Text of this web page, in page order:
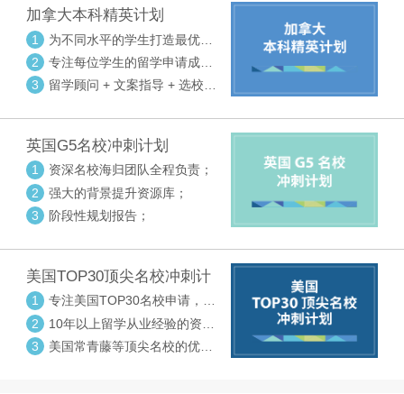
加拿大本科精英计划
1
为不同水平的学生打造最优选
校方案
2
专注每位学生的留学申请成功
率
3
留学顾问 + 文案指导 + 选校申
英国G5名校冲刺计划
1
资深名校海归团队全程负责；
2
强大的背景提升资源库；
3
阶段性规划报告；
美国TOP30顶尖名校冲刺计
划
1
专注美国TOP30名校申请，高
度个性化指导
2
10年以上留学从业经验的资深
中方顾问
3
美国常青藤等顶尖名校的优秀